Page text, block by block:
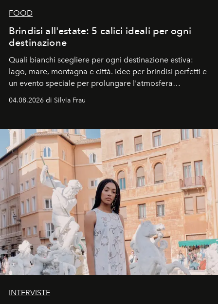
FOOD
Brindisi all'estate: 5 calici ideali per ogni
destinazione
Quali bianchi scegliere per ogni destinazione estiva:
lago, mare, montagna e città. Idee per brindisi perfetti e
un evento speciale per prolungare l'atmosfera
04.08.2026 di Silvia Frau
INTERVISTE